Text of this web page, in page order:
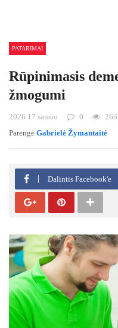
PATARIMAI
Rūpinimasis
žmogumi
2026 17 sausio 0
266
Parengė Gabrielė Žymantaitė
Dalintis Facebook'e